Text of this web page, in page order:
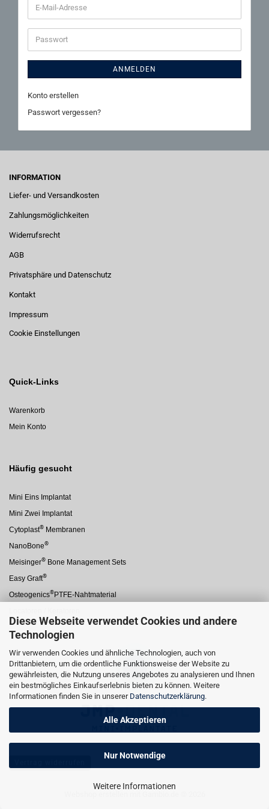
Diese Webseite verwendet Cookies und andere
Technologien
Wir verwenden Cookies und ähnliche Technologien, auch von
Drittanbietern, um die ordentliche Funktionsweise der Website zu
gewährleisten, die Nutzung unseres Angebotes zu analysieren und Ihnen
ein bestmögliches Einkaufserlebnis bieten zu können. Weitere
Informationen finden Sie in unserer Datenschutzerklärung.
Alle Akzeptieren
Nur Notwendige
Weitere Informationen
E-
Mail-
Adresse
Passwort
ANMELDEN
Konto erstellen
Passwort vergessen?
INFORMATION
Liefer- und Versandkosten
Zahlungsmöglichkeiten
Widerrufsrecht
AGB
Privatsphäre und Datenschutz
Kontakt
Impressum
Cookie Einstellungen
Quick-Links
Warenkorb
Mein Konto
Häufig gesucht
Mini Eins Implantat
Mini Zwei Implantat
Cytoplast® Membranen
NanoBone®
Meisinger® Bone Management Sets
Easy Graft®
Osteogenics®PTFE-Nahtmaterial